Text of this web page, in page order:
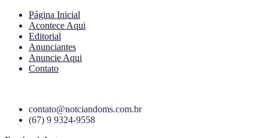
Página Inicial
Acontece Aqui
Editorial
Anunciantes
Anuncie Aqui
Contato
contato@notciandoms.com.br
(67) 9 9324-9558